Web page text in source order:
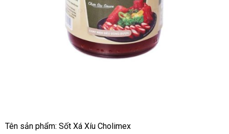
Tên sản phẩm: Sốt Xá Xíu Cholimex